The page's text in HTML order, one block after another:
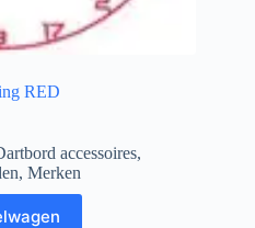
RED
accessoires,
, Merken